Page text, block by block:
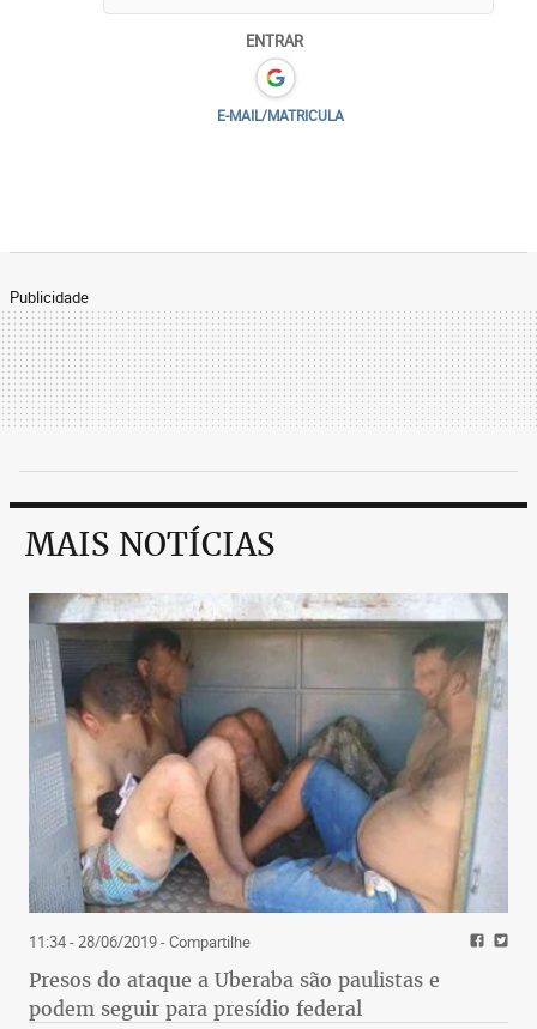
ENTRAR
E-MAIL/MATRICULA
Publicidade
MAIS NOTÍCIAS
11:34 - 28/06/2019- Compartilhe
Presos do ataque a Uberaba são paulistas e
podem seguir para presídio federal